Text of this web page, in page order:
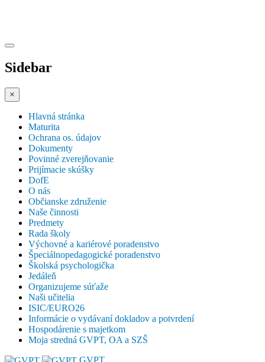
Sidebar
×
Hlavná stránka
Maturita
Ochrana os. údajov
Dokumenty
Povinné zverejňovanie
Prijímacie skúšky
DofE
O nás
Občianske združenie
Naše činnosti
Predmety
Rada školy
Výchovné a kariérové poradenstvo
Špeciálnopedagogické poradenstvo
Školská psychologička
Jedáleň
Organizujeme súťaže
Naši učitelia
ISIC/EURO26
Informácie o vydávaní dokladov a potvrdení
Hospodárenie s majetkom
Moja stredná GVPT, OA a SZŠ
GVPT